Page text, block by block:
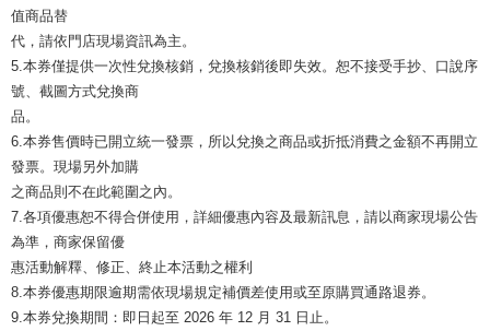
值商品替
代，請依門店現場資訊為主。
5.本券僅提供一次性兌換核銷，兌換核銷後即失效。恕不接受手抄、口說序
號、截圖方式兌換商
品。
6.本券售價時已開立統一發票，所以兌換之商品或折抵消費之金額不再開立
發票。現場另外加購
之商品則不在此範圍之內。
7.各項優惠恕不得合併使用，詳細優惠內容及最新訊息，請以商家現場公告
為準，商家保留優
惠活動解釋、修正、終止本活動之權利
8.本券優惠期限逾期需依現場規定補價差使用或至原購買通路退券。
9.本券兌換期間：即日起至 2026 年 12 月 31 日止。